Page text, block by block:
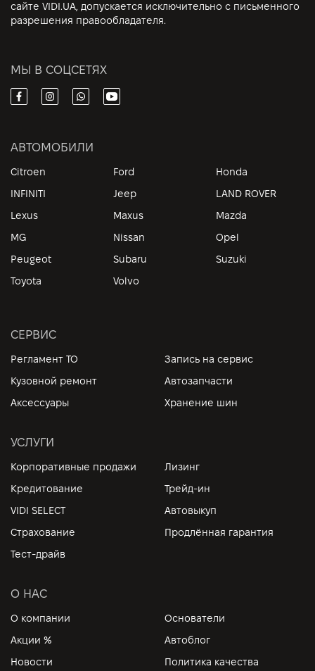
сайте VIDI.UA, допускается исключительно с письменного
разрешения правообладателя.
МЫ В СОЦСЕТЯХ
АВТОМОБИЛИ
Citroen Ford
Honda
INFINITI
Jeep
LAND ROVER
Lexus
Maxus
Mazda
MG
Nissan
Opel
Peugeot
Subaru
Suzuki
Toyota
Volvo
СЕРВИС
Регламент ТО
Запись на сервис
Кузовной ремонт
Автозапчасти
Аксессуары
Хранение шин
УСЛУГИ
Корпоративные продажи
Лизинг
Кредитование
Трейд-ин
VIDI SELECT
Автовыкуп
Страхование
Продлённая гарантия
Тест-драйв
О НАС
О компании
Основатели
Акции %
Автоблог
Новости
Политика качества